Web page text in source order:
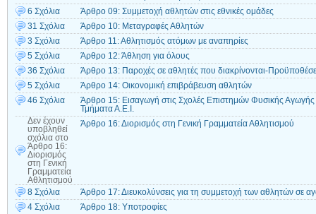
6 Σχόλια
Άρθρο 09: Συμμετοχή αθλητών στις εθνικές ομάδες
31 Σχόλια
Άρθρο 10: Μεταγραφές Αθλητών
3 Σχόλια
Άρθρο 11: Αθλητισμός ατόμων με αναπηρίες
5 Σχόλια
Άρθρο 12: Άθληση για όλους
36 Σχόλια
Άρθρο 13: Παροχές σε αθλητές που διακρίνονται-
5 Σχόλια
Άρθρο 14: Οικονομική επιβράβευση αθλητών
46 Σχόλια
Άρθρο 15: Εισαγωγή στις Σχολές Επιστημών Φυσικής
Τμήματα Α.Ε.Ι.
Δεν έχουν
υποβληθεί
σχόλια στο
Άρθρο 16:
Διορισμός
στη Γενική
Γραμματεία
Αθλητισμού
Άρθρο 16: Διορισμός στη Γενική Γραμματεία Αθλητισμού
8 Σχόλια
Άρθρο 17: Διευκολύνσεις για τη συμμετοχή των αθλητών σε
4 Σχόλια
Άρθρο 18: Υποτροφίες